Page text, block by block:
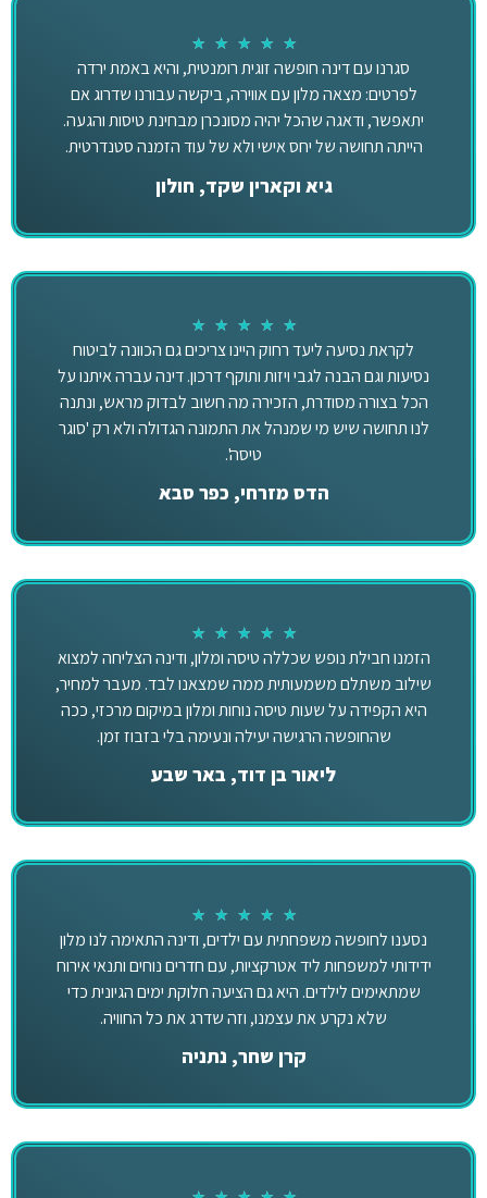
★
★
★
★
★
סגרנו עם דינה חופשה זוגית רומנטית, והיא באמת ירדה
לפרטים: מצאה מלון עם אווירה, ביקשה עבורנו שדרוג אם
יתאפשר, ודאגה שהכל יהיה מסונכרן מבחינת טיסות והגעה.
הייתה תחושה של יחס אישי ולא של עוד הזמנה סטנדרטית.
גיא וקארין שקד, חולון
★
★
★
★
★
לקראת נסיעה ליעד רחוק היינו צריכים גם הכוונה לביטוח
נסיעות וגם הבנה לגבי ויזות ותוקף דרכון. דינה עברה איתנו על
הכל בצורה מסודרת, הזכירה מה חשוב לבדוק מראש, ונתנה
לנו תחושה שיש מי שמנהל את התמונה הגדולה ולא רק 'סוגר
טיסה'.
הדס מזרחי, כפר סבא
★
★
★
★
★
הזמנו חבילת נופש שכללה טיסה ומלון, ודינה הצליחה למצוא
שילוב משתלם משמעותית ממה שמצאנו לבד. מעבר למחיר,
היא הקפידה על שעות טיסה נוחות ומלון במיקום מרכזי, ככה
שהחופשה הרגישה יעילה ונעימה בלי בזבוז זמן.
ליאור בן דוד, באר שבע
★
★
★
★
★
נסענו לחופשה משפחתית עם ילדים, ודינה התאימה לנו מלון
ידידותי למשפחות ליד אטרקציות, עם חדרים נוחים ותנאי אירוח
שמתאימים לילדים. היא גם הציעה חלוקת ימים הגיונית כדי
שלא נקרע את עצמנו, וזה שדרג את כל החוויה.
קרן שחר, נתניה